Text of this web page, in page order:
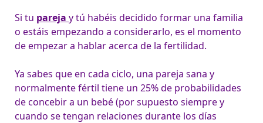
Si tu pareja y tú habéis decidido formar una familia
o estáis empezando a considerarlo, es el momento
de empezar a hablar acerca de la fertilidad.
Ya sabes que en cada ciclo, una pareja sana y
normalmente fértil tiene un 25% de probabilidades
de concebir a un bebé (por supuesto siempre y
cuando se tengan relaciones durante los días